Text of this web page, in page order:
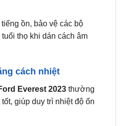
ồn, bảo vệ các bộ
thọ khi dán cách âm
cách nhiệt
Everest 2023thường
giúp duy trì nhiệt độ ổn